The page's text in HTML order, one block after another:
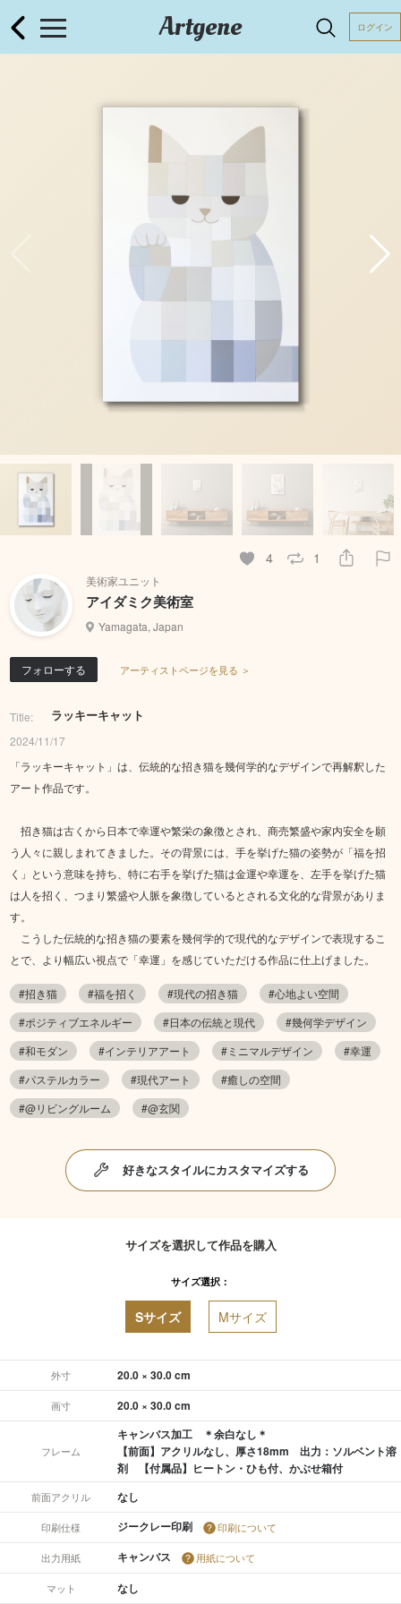
Artgene ログイン
4 1
美術家ユニット
アイダミク美術室
Yamagata, Japan
フォローする アーティストページを見る ＞
Title: ラッキーキャット
2024/11/17
「ラッキーキャット」は、伝統的な招き猫を幾何学的なデザインで再解釈した
アート作品です。
招き猫は古くから日本で幸運や繁栄の象徴とされ、商売繁盛や家内安全を願
う人々に親しまれてきました。その背景には、手を挙げた猫の姿勢が「福を招
く」という意味を持ち、特に右手を挙げた猫は金運や幸運を、左手を挙げた猫
は人を招く、つまり繁盛や人脈を象徴しているとされる文化的な背景がありま
す。
こうした伝統的な招き猫の要素を幾何学的で現代的なデザインで表現するこ
とで、より幅広い視点で「幸運」を感じていただける作品に仕上げました。
#招き猫 #福を招く #現代の招き猫
#心地よい空間
#ポジティブエネルギー
#日本の伝統と現代
#幾何学デザイン
#和モダン
#インテリアアート #ミニマルデザイン
#幸運
#パステルカラー
#現代アート
#癒しの空間
#@リビングルーム
#@玄関
好きなスタイルにカスタマイズする
サイズを選択して作品を購入
サイズ選択：
Sサイズ Mサイズ
外寸 20.0 × 30.0 cm
画寸 20.0 × 30.0 cm
フレーム
キャンバス加工 ＊余白なし＊
【前面】アクリルなし、厚さ18mm 出力：ソルベント溶
剤 【付属品】ヒートン・ひも付、かぶせ箱付
前面アクリル なし
印刷仕様 ジークレー印刷 印刷について
出力用紙 キャンバス 用紙について
マット なし